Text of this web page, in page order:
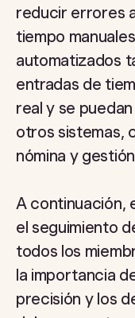
reducir errores
tiempo
automatizados
entradas de
real y se
otros sistemas,
nómina y
A continuación,
el seguimiento
todos los
la importancia
precisión y los